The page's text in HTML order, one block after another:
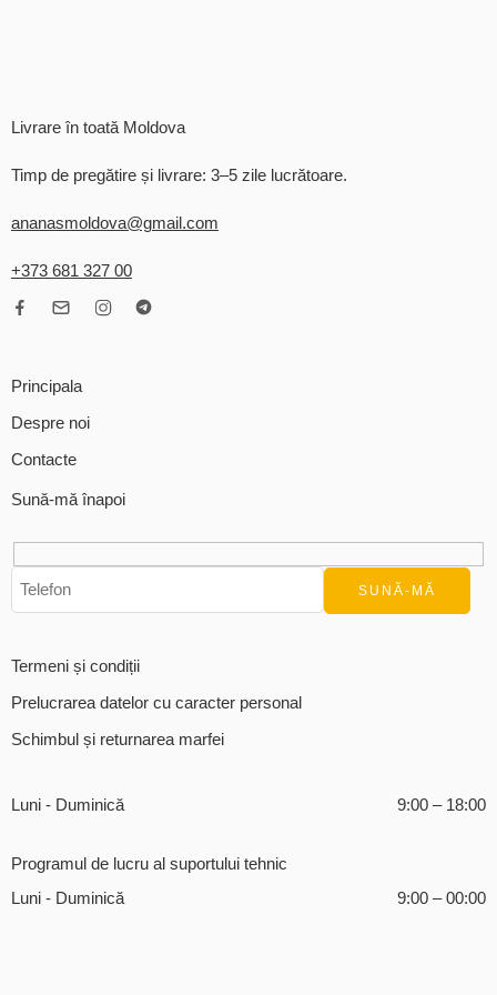
Livrare în toată Moldova
Timp de pregătire și livrare: 3–5 zile lucrătoare.
ananasmoldova@gmail.com
+373 681 327 00
Principala
Despre noi
Contacte
Sună-mă înapoi
Termeni și condiții
Prelucrarea datelor cu caracter personal
Schimbul și returnarea marfei
Luni - Duminică 9:00 – 18:00
Programul de lucru al suportului tehnic
Luni - Duminică
9:00 – 00:00